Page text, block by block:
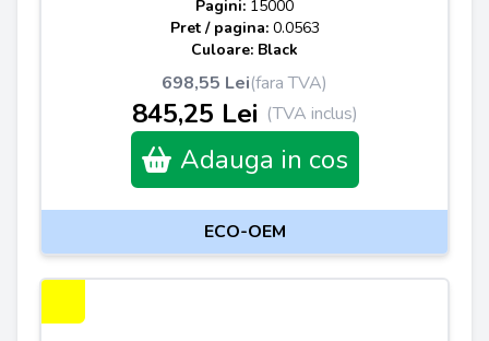
Pagini: 15000
Pret / pagina: 0.0563
Culoare: Black
698,55 Lei(fara TVA)
845,25 Lei (TVA inclus)
Adauga in cos
ECO-OEM